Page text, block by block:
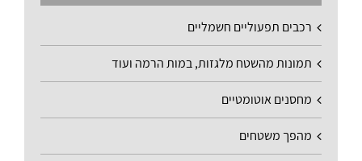
רכבים תפעוליים חשמליים
תמונות מהשטח מלגזות, במות הרמה ועוד
מחסנים אוטומטיים
מהפך משטחים